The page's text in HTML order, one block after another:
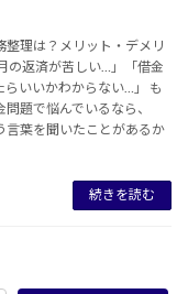
整理は？メリット・デメリ
の返済が苦しい…」「借金
らいいかわからない…」 も
題で悩んでいるなら、
言葉を聞いたことがあるか
続きを読む